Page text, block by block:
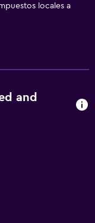
locales a
and